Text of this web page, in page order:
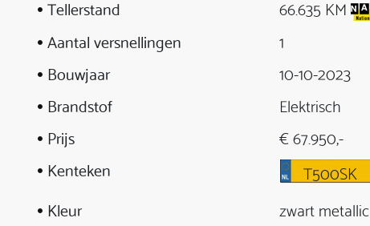
Tellerstand
66.635 KM
Aantal versnellingen
1
Bouwjaar
10-10-2023
Brandstof
Elektrisch
Prijs
€ 67.950,-
Kenteken
T500SK
Kleur
zwart metallic